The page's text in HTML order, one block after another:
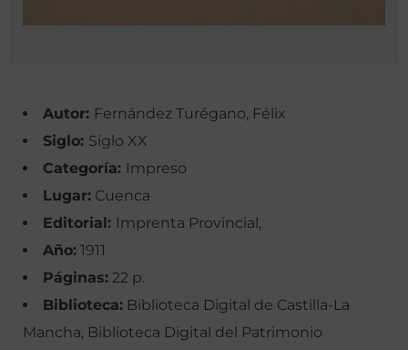
Autor: Fernández Turégano, Félix
Siglo: Siglo XX
Categoría: Impreso
Lugar: Cuenca
Editorial: Imprenta Provincial,
Año: 1911
Páginas: 22 p.
Biblioteca: Biblioteca Digital de Castilla-La
Mancha, Biblioteca Digital del Patrimonio